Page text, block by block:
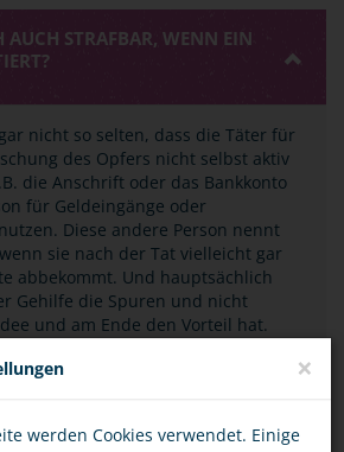
AUCH STRAFBAR, WENN EIN
nicht so selten, dass die Täter für
des Opfers nicht selbst aktiv
die Anschrift oder das Bankkonto
für Geldeingänge oder
Diese andere Person nennt
sie nach der Tat vielleicht gar
abbekommt. Und hauptsächlich
Gehilfe die Spuren und nicht
und am Ende den Vorteil hat.
man sozusagen als „Werkzeug“
×
werden Cookies verwendet. Einige